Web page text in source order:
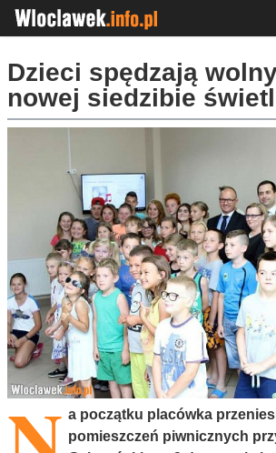
Dzieci spędzają
nowej siedzibie
a początku placówka
pomieszczeń piwnicznych